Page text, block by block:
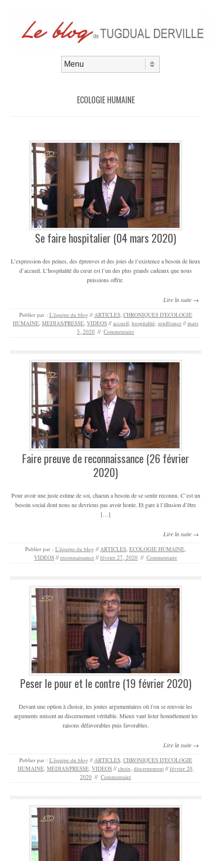
ECOLOGIE HUMAINE
Se faire hospitalier (04 mars 2020)
L’expression des peines, des épreuves et des joies de l’existence a besoin de lieux
d’accueil. L’hospitalité du cœur est l’un des plus grands cadeaux que nous
puissions offrir.
Lire la suite →
Publier par : L'équipe du blog // ARTICLES, CHRONIQUES D'ECOLOGIE
HUMAINE MEDIAS/PRESSE VIDEOS // accueil hospitalité souffrance // mars
5, 2020 // Commentaire
Faire preuve de reconnaissance (26 février
2020)
Pour avoir une juste estime de soi, chacun a besoin de se sentir reconnu. C’est un
besoin social dont nous ne devrions pas avoir honte. Et gare à l’illusion d’être
[…]
Lire la suite →
Publier par : L'équipe du blog // ARTICLES ECOLOGIE HUMAINE
VIDEOS // reconnaissance // février 27, 2020 // Commentaire
Peser le pour et le contre (19 février 2020)
Devant une option à choisir, les joutes argumentaires où l’on se renvoie les
arguments nuisent au discernement véritable. Mieux vaut lister honnêtement les
raisons défavorables puis favorables.
Lire la suite →
Publier par : L'équipe du blog // ARTICLES, CHRONIQUES D'ECOLOGIE
HUMAINE, MEDIAS/PRESSE, VIDEOS // choix discernement // février 20,
2020 // Commentaire